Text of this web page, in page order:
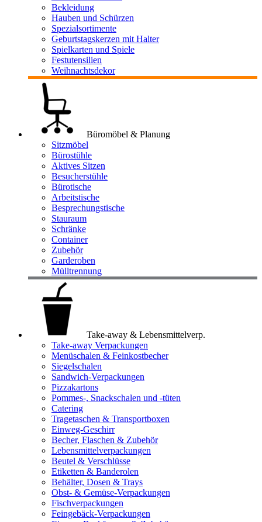
Bekleidung
Hauben und Schürzen
Spezialsortimente
Geburtstagskerzen mit Halter
Spielkarten und Spiele
Festutensilien
Weihnachtsdekor
Büromöbel & Planung
Sitzmöbel
Bürostühle
Aktives Sitzen
Besucherstühle
Bürotische
Arbeitstische
Besprechungstische
Stauraum
Schränke
Container
Zubehör
Garderoben
Mülltrennung
Take-away & Lebensmittelverp.
Take-away Verpackungen
Menüschalen & Feinkostbecher
Siegelschalen
Sandwich-Verpackungen
Pizzakartons
Pommes-, Snackschalen und -tüten
Catering
Tragetaschen & Transportboxen
Einweg-Geschirr
Becher, Flaschen & Zubehör
Lebensmittelverpackungen
Beutel & Verschlüsse
Etiketten & Banderolen
Behälter, Dosen & Trays
Obst- & Gemüse-Verpackungen
Fischverpackungen
Feingebäck-Verpackungen